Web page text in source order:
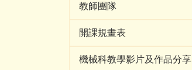
教師團隊
開課規畫表
機械科教學影片及作品分享